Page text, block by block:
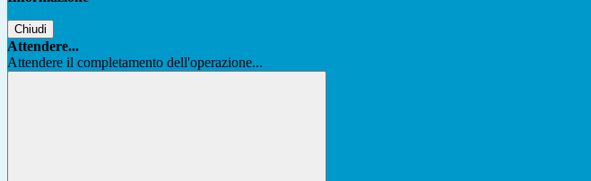
Chiudi
Attendere...
Attendere il completamento dell'operazione...